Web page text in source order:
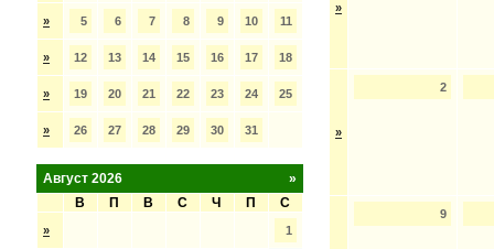
» 5 6 7 8 9 10 11
» 12 13 14 15 16 17 18
» 19 20 21 22 23 24 25
» 26 27 28 29 30 31
»
Август 2026
В
П В С Ч П С
» 1
»
»
2
9